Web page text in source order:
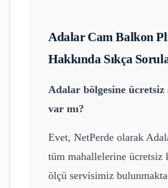
Adalar Cam Balkon
Hakkında Sıkça
Adalar bölgesine
var mı?
Evet, NetPerde olarak
tüm mahallelerine ücretsiz
ölçü servisimiz